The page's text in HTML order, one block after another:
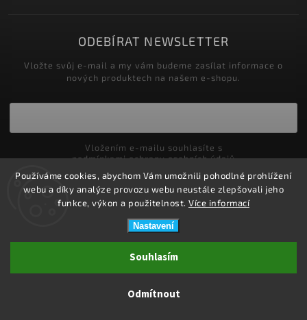
Používáme cookies, abychom Vám umožnili pohodlné prohlížení
webu a díky analýze provozu webu neustále zlepšovali jeho
funkce, výkon a použitelnost. Více informací
Nastavení
Odmítnout
Souhlasím
ODEBÍRAT NEWSLETTER
Vložte svůj e-mail a my vám budeme zasílat informace o
nových produktech na našem e-shopu.
podmínkami ochrany osobních údajů
Přihlásit se
ZDRAVOTNÍ POTŘEBY DRDLOVÁ
Upravit nastavení cookies